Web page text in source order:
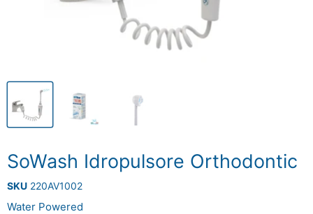
SoWash Idropulsore Orthodontic
SKU 220AV1002
Water Powered